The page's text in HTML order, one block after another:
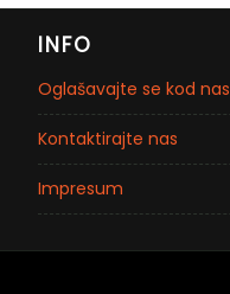
INFO
Oglašavajte se kod nas
Kontaktirajte nas
Impresum